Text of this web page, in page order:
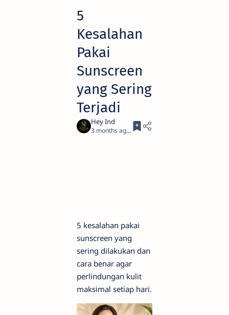
5
Kesalahan
Pakai
Sunscreen
yang Sering
Terjadi
3 months ago 3
5 kesalahan pakai
sunscreen yang
sering dilakukan dan
cara benar agar
perlindungan kulit
maksimal setiap hari.